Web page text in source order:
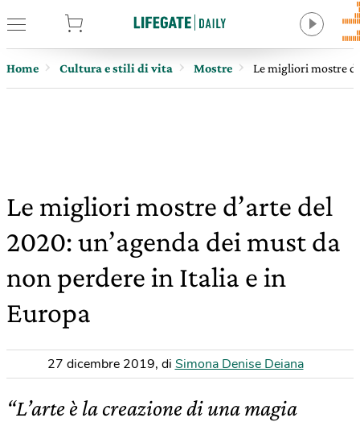
Home Cultura e stili di vita Mostre Le migliori mostre
Le migliori mostre d’arte del
2020: un’agenda dei must da
non perdere in Italia e in
Europa
27 dicembre 2019, di Simona Denise Deiana
“L’arte è la creazione di una magia